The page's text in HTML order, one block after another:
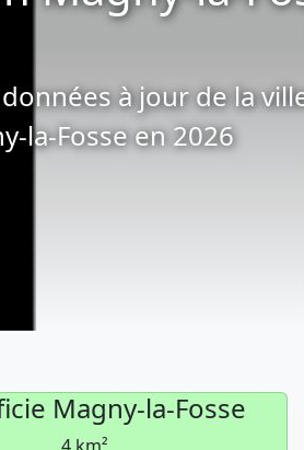
à jour de la
la-Fosse en 2026
Magny-la-Fosse